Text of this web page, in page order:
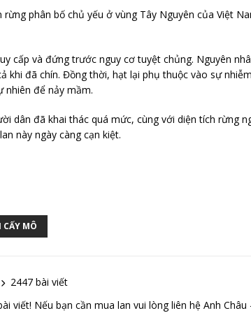
phân bố chủ yếu ở vùng Tây Nguyên của Việt
cấp và đứng trước nguy cơ tuyệt chủng. Nguyên
khi đã chín. Đồng thời, hạt lại phụ thuộc vào sự nhiễm
nhiên để nảy mầm.
dân đã khai thác quá mức, cùng với diện tích rừng
này ngày càng cạn kiệt.
CẤY MÔ
2447 bài viết
viết! Nếu bạn cần mua lan vui lòng liên hệ Anh Châu